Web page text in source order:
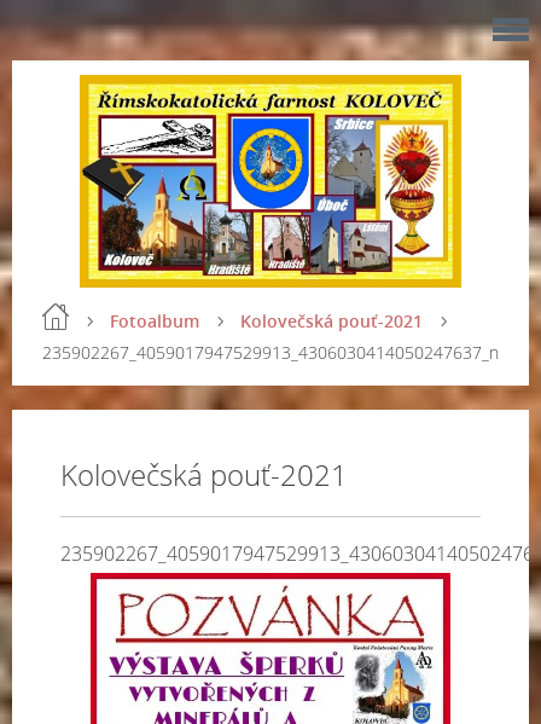
Fotoalbum
Kolovečská pouť-2021
235902267_4059017947529913_4306030414050247637_n
Kolovečská pouť-2021